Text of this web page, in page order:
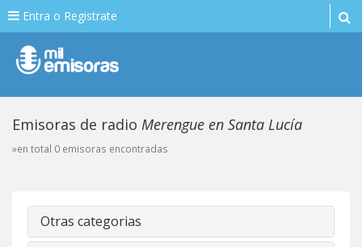
Entra o Registrate
Emisoras de radio Merengue en Santa Lucía
»en total 0 emisoras encontradas
Otras categorias